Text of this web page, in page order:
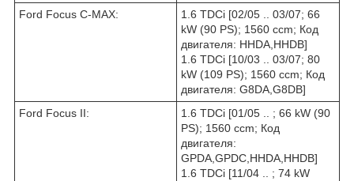
Ford Focus C-MAX:
1.6 TDCi [02/05 .. 03/07; 66
kW (90 PS); 1560 ccm; Код
двигателя: HHDA,HHDB]
1.6 TDCi [10/03 .. 03/07; 80
kW (109 PS); 1560 ccm; Код
двигателя: G8DA,G8DB]
Ford Focus II:
1.6 TDCi [01/05 .. ; 66 kW (90
PS); 1560 ccm; Код
двигателя:
GPDA,GPDC,HHDA,HHDB]
1.6 TDCi [11/04 .. ; 74 kW